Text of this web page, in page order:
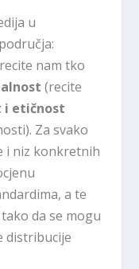
u
nam tko
(recite
i etičnost
Za svako
i niz konkretnih
a te
da se mogu
distribucije